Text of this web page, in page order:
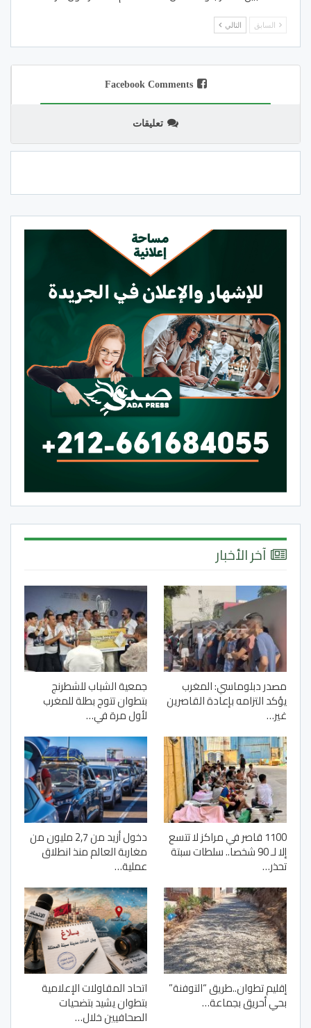
السابق التالي
Facebook Comments
تعليقات
آخر الأخبار
مصدر دبلوماسي: المغرب
يؤكد التزامه بإعادة القاصرين
غير…
جمعية الشباب للشطرنج
بتطوان تتوج بطلة للمغرب
لأول مرة في…
1100 قاصر في مراكز لا تتسع
إلا لـ 90 شخصا.. سلطات سبتة
تحذر…
دخول أزيد من 2,7 مليون من
مغاربة العالم منذ انطلاق
عملية…
إقليم تطوان..طريق “التوفنة”
بحي أحريق بجماعة…
اتحاد المقاولات الإعلامية
بتطوان يشيد بتضحيات
الصحافيين خلال…